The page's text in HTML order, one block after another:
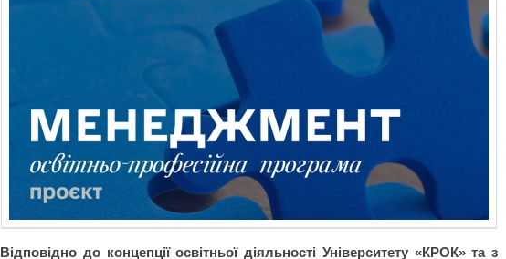
Відповідно до концепції освітньої діяльності Університету «КРОК» та з